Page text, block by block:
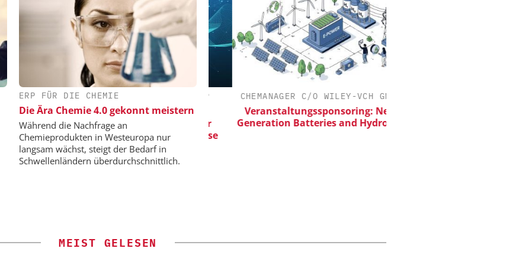
ERP FÜR DIE CHEMIE
Die Ära Chemie 4.0 gekonnt meistern
Während die Nachfrage an
Chemieprodukten in Westeuropa nur
langsam wächst, steigt der Bedarf in
Schwellenländern überdurchschnittlich.
SAS INSTITUTE GMBH / JMP
SOFTWARE
Visualisierung von Daten für
wissenschaftliche Erkenntnisse
CHEMANAGER C/O WILEY-VCH GMBH
Veranstaltungssponsoring: Next
Generation Batteries and Hydrogen
MEIST GELESEN